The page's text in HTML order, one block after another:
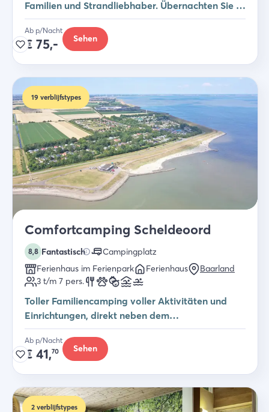
Familien und Strandliebhaber. Übernachten Sie in
einem Studio, Safarizelt oder Ferienhaus.
Ab p/Nacht
€ 75,- Sehen
19 verblijfstypes
Comfortcamping Scheldeoord
8,8 Fantastisch
Campingplatz
Ferienhaus im Ferienpark
Ferienhaus
Baarland
3 t/m 7 pers.
Toller Familiencamping voller Aktivitäten und
Einrichtungen, direkt neben dem
Scheldesträndchen!
Ab p/Nacht
€ 41,70 Sehen
2 verblijfstypes